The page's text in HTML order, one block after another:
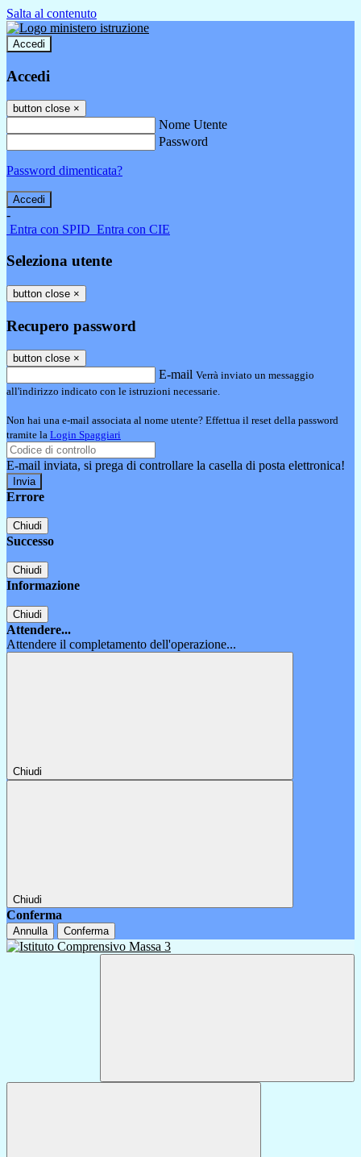
Salta al contenuto
Accedi
Accedi
button close ×
Nome Utente
Password
Password dimenticata?
-
Entra con SPID Entra con CIE
Seleziona utente
button close ×
Recupero password
button close ×
E-mail Verrà inviato un messaggio
all'indirizzo indicato con le istruzioni necessarie.
Non hai una e-mail associata al nome utente? Effettua il reset della password
tramite la Login Spaggiari
E-mail inviata, si prega di controllare la casella di posta elettronica!
Errore
Chiudi
Successo
Chiudi
Informazione
Chiudi
Attendere...
Attendere il completamento dell'operazione...
Chiudi
Chiudi
Conferma
Annulla Conferma